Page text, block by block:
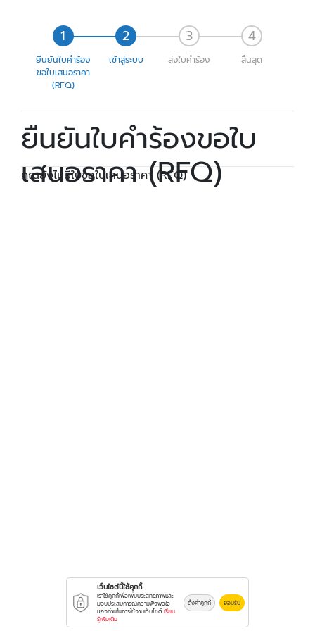
ยืนยันใบคำร้อง
ขอใบเสนอราคา
(RFQ)
เข้าสู่ระบบ ส่งใบคำร้อง สิ้นสุด
ยืนยันใบคำร้องขอใบ
เสนอราคา (RFQ)
คุณยังไม่มีใบขอใบเสนอราคา (RFQ)
เว็บไซต์นี้ใช้คุกกี้
เราใช้คุกกี้เพื่อเพิ่มประสิทธิภาพและ
มอบประสบการณ์ความพึงพอใจ
ของท่านในการใช้งานเว็บไซต์ เรียน
รู้เพิ่มเติม
ตั้งค่าคุกกี้ ยอมรับ